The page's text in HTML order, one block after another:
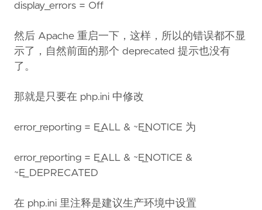
display_errors = Off
然后 Apache 重启一下，这样，所以的错误都不显
示了，自然前面的那个 deprecated 提示也没有
了。
那就是只要在 php.ini 中修改
error_reporting = E_ALL & ~E_NOTICE 为
error_reporting = E_ALL & ~E_NOTICE &
~E_DEPRECATED
在 php.ini 里注释是建议生产环境中设置